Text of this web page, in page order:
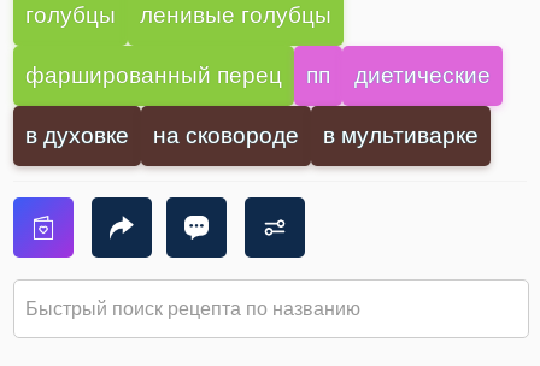
голубцы ленивые голубцы
фаршированный перец пп диетические
в духовке на сковороде в мультиварке